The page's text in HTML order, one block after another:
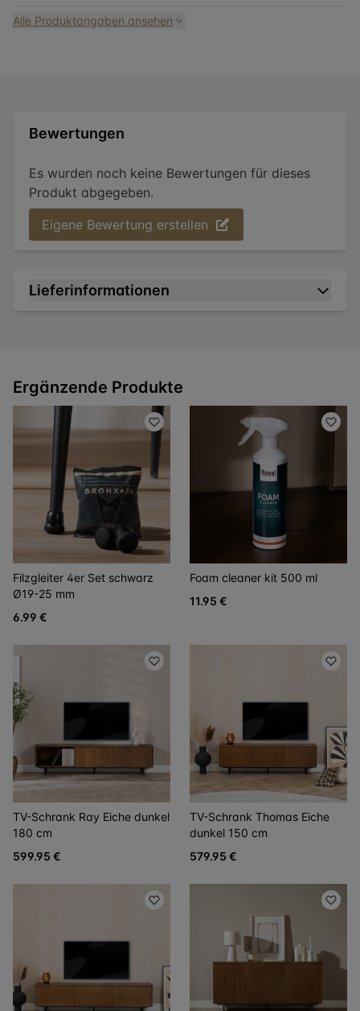
Alle Produktangaben ansehen
Bewertungen
Es wurden noch keine Bewertungen für dieses
Produkt abgegeben.
Eigene Bewertung erstellen
Lieferinformationen
Ergänzende Produkte
Filzgleiter 4er Set schwarz
Ø19-25 mm
6.99 €
Foam cleaner kit 500 ml
11.95 €
TV-Schrank Ray Eiche dunkel
180 cm
599.95 €
TV-Schrank Thomas Eiche
dunkel 150 cm
579.95 €